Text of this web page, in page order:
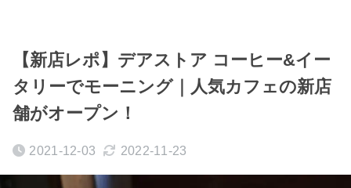
【新店レポ】デアストア コーヒー&イー
タリーでモーニング｜人気カフェの新店
舗がオープン！
2021-12-03 2022-11-23